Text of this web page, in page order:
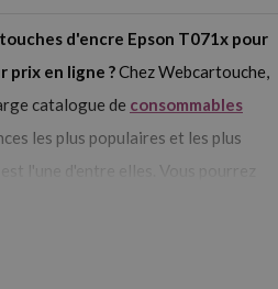
d'encre Epson T071x pour
prix en ligne ?Chez Webcartouche,
catalogue de consommables
les plus populaires et les plus
l'une d'entre elles. Vous pourrez
originale ou compatible, la